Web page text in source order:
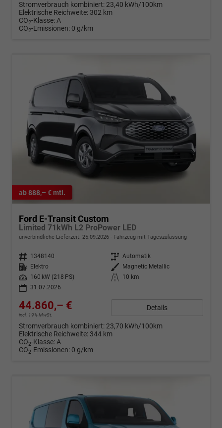
Stromverbrauch kombiniert: 23,40 kWh/100km
Elektrische Reichweite: 302 km
CO2-Klasse:A
CO2-Emissionen: 0 g/km
ab 888,– € mtl.
Ford E-Transit Custom
Limited 71kWh L2 ProPower LED
unverbindliche Lieferzeit: 25.09.2026 Fahrzeug mit Tageszulassung
Fahrzeugnr. 1348140 Getriebe Automatik
Kraftstoff
Elektro Außenfarbe
Magnetic Metallic
Leistung
160 kW (218 PS) Kilometerstand
10 km
31.07.2026
44.860,– €
incl. 19% MwSt.
Details
Stromverbrauch kombiniert: 23,70 kWh/100km
Elektrische Reichweite: 344 km
CO2-Klasse:A
CO2-Emissionen: 0 g/km